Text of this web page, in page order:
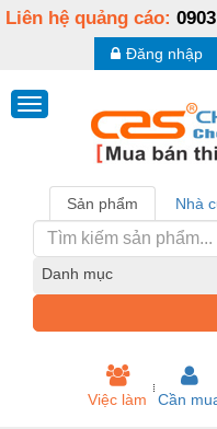
Liên hệ quảng cáo:
Đăng nhập
Sản phẩm Nhà
Danh mục
Việc làm Cần